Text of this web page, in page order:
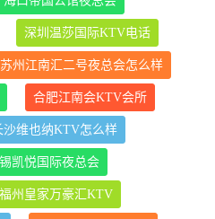
深圳温莎国际KTV电话
苏州江南汇二号夜总会怎么样
合肥江南会KTV会所
沙维也纳KTV怎么样
凯悦国际夜总会
福州皇家万豪汇KTV